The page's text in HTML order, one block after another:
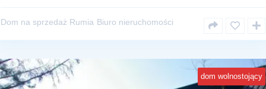
Dom na sprzedaż Rumia Biuro nieruchomości
dom wolnostojący